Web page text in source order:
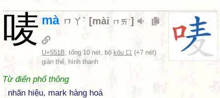
唛 mà ㄇㄚˋ [mài ㄇㄞˋ]
U+551B, tổng 10 nét, bộ kǒu 口 (+7 nét)
giản thể, hình thanh
Từ điển phổ thông
nhãn hiệu, mark hàng hoá